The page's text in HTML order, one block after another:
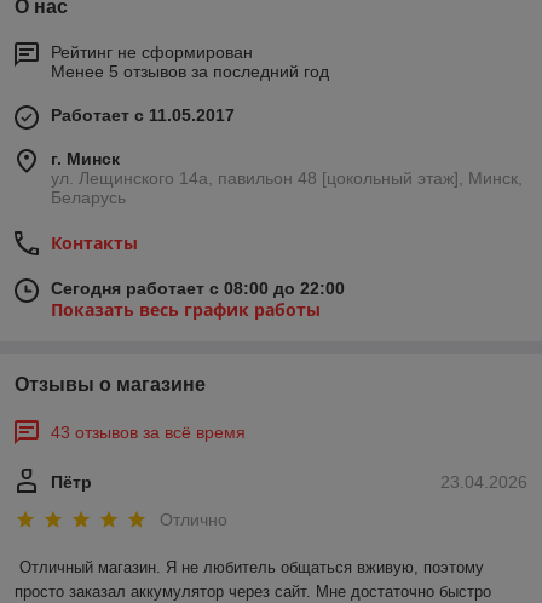
О нас
Рейтинг не сформирован
Менее 5 отзывов за последний год
Работает с 11.05.2017
г. Минск
ул. Лещинского 14а, павильон 48 [цокольный этаж], Минск,
Беларусь
Контакты
Сегодня работает с 08:00 до 22:00
Показать весь график работы
Отзывы о магазине
43 отзывов за всё время
23.04.2026
Пётр
Отлично
Отличный магазин. Я не любитель общаться вживую, поэтому
просто заказал аккумулятор через сайт. Мне достаточно быстро